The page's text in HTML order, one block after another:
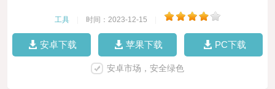
工具 时间：2023-12-15
安卓下载 苹果下载 PC下载
安卓市场，安全绿色